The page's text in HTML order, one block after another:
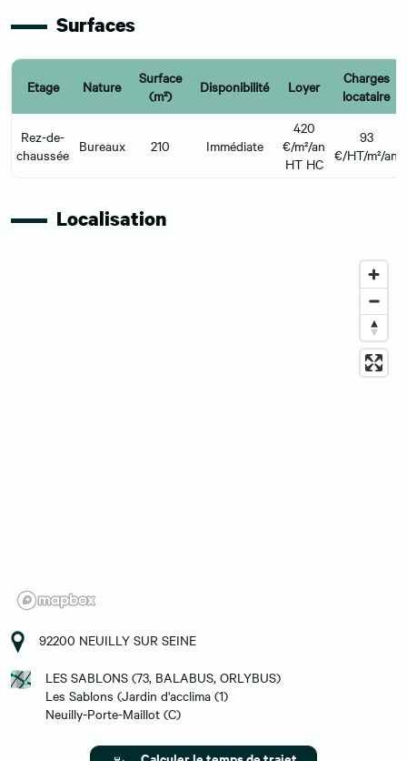
Surfaces
Etage Nature
Surface
(m²)
Disponibilité Loyer
Charges
locataire
Rez-de-
chaussée Bureaux 210 Immédiate
420
€/m²/an
HT HC
93
€/HT/m²/an
Localisation
92200 NEUILLY SUR SEINE
LES SABLONS (73, BALABUS, ORLYBUS)
Les Sablons (Jardin d'acclima (1)
Neuilly-Porte-Maillot (C)